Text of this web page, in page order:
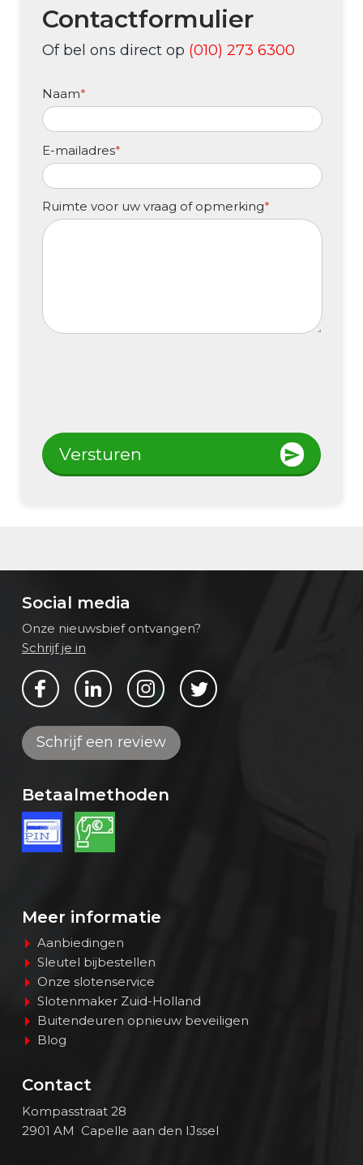
Contactformulier
Of bel ons direct op (010) 273 6300
Naam*
E-mailadres*
Ruimte voor uw vraag of opmerking*
Versturen
Social media
Onze nieuwsbief ontvangen?
Schrijf je in
Bekijk ons op FacebookBekijk ons op LinkedInBekijk ons op InstagramBekijk ons op Twitter
Schrijf een review
Betaalmethoden
Meer informatie
Aanbiedingen
Sleutel bijbestellen
Onze slotenservice
Slotenmaker Zuid-Holland
Buitendeuren opnieuw beveiligen
Blog
Contact
Kompasstraat 28
2901 AM Capelle aan den IJssel